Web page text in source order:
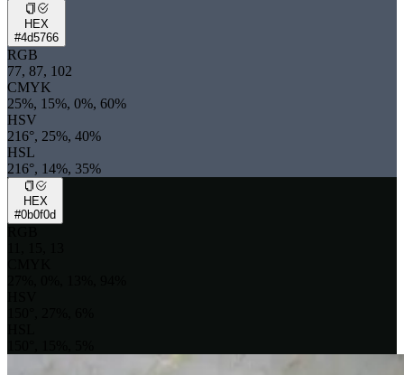
HEX
#4d5766
RGB
77, 87, 102
CMYK
25%, 15%, 0%, 60%
HSV
216°, 25%, 40%
HSL
216°, 14%, 35%
HEX
#0b0f0d